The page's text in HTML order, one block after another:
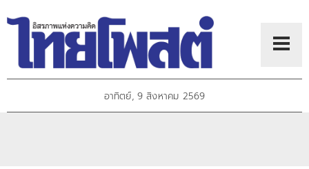
อาทิตย์, 9 สิงหาคม 2569